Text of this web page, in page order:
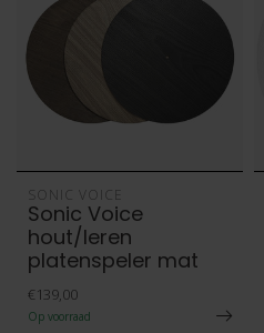
SONIC VOICE
Sonic Voice
hout/leren
platenspeler mat
€139,00
Op voorraad